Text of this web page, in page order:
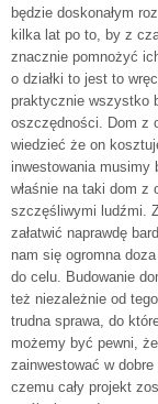
będzie doskonałym
kilka lat po to, by z
znacznie pomnożyć
o działki to jest to
praktycznie wszystko
oszczędności. Dom z
wiedzieć że on
inwestowania
właśnie na taki dom z
szczęśliwymi ludźmi.
załatwić naprawdę
nam się ogromna
do celu. Budowanie
też niezależnie od
trudna sprawa, do
możemy być pewni,
zainwestować w dobre
czemu cały projekt